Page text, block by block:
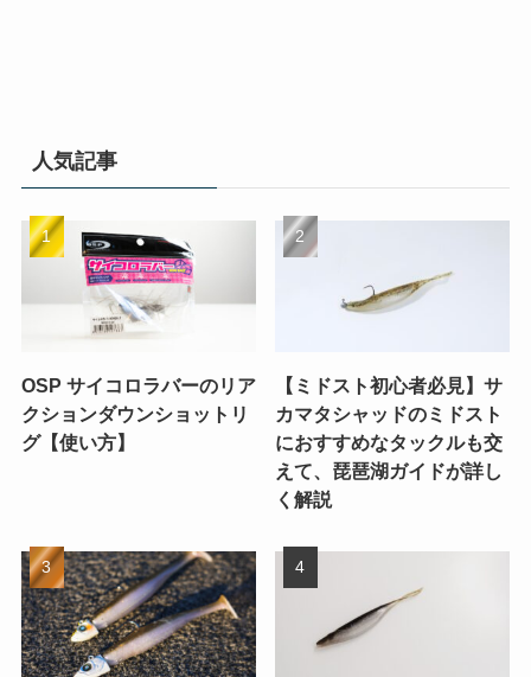
人気記事
OSP サイコロラバーのリア
クションダウンショットリ
グ【使い方】
【ミドスト初心者必見】サ
カマタシャッドのミドスト
におすすめなタックルも交
えて、琵琶湖ガイドが詳し
く解説